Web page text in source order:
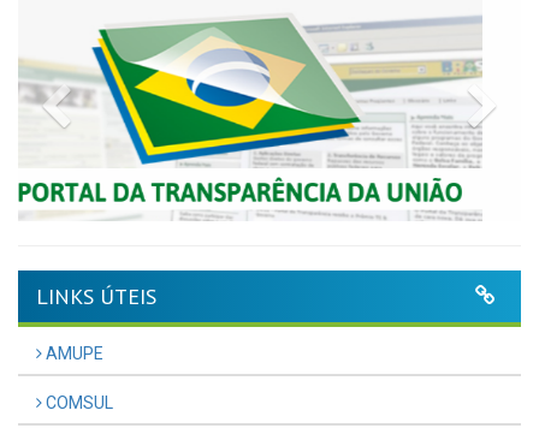
Previous
LINKS ÚTEIS
AMUPE
COMSUL